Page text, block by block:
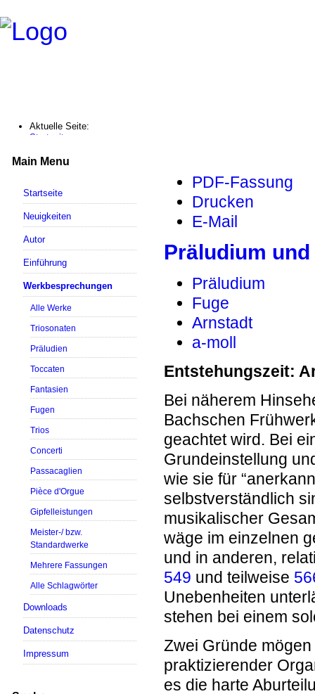
Aktuelle Seite:
Startseite
Präludium und Fuge a-moll / BWV 551
Main Menu
Startseite
Neuigkeiten
Autor
Einführung
Werkbesprechungen
Alle Werke
Triosonaten
Präludien
Toccaten
Fantasien
Fugen
Trios
Concerti
Passacaglien
Pièce d'Orgue
Gipfelleistungen
Meister-/ bzw.
Standardwerke
Mehrere Fassungen
Alle Schlagwörter
Downloads
Datenschutz
Impressum
PDF-Fassung
Drucken
E-Mail
Präludium und
Präludium
Fuge
Arnstadt
a-moll
Entstehungszeit:
Bei näherem
Bachschen
geachtet wird. Bei
Grundeinstellung
wie sie für
selbstverständlich
musikalischer
wäge im einzelnen
und in anderen,
549 und teilweise
Unebenheiten
stehen bei einem
Zwei Gründe
praktizierender
es die harte